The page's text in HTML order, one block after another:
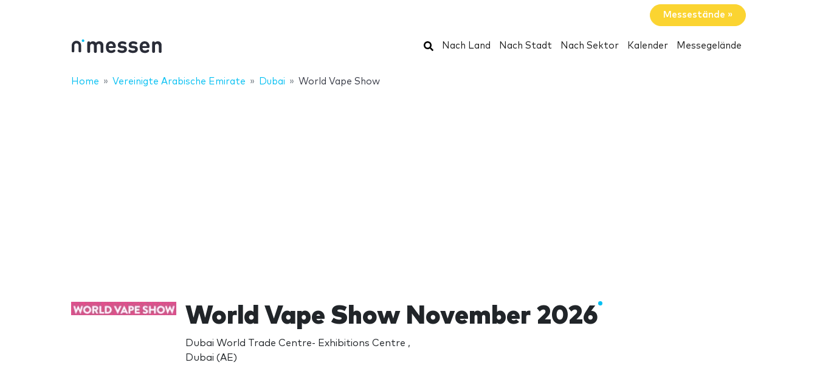
Messestände »
Suchen
Nach Land Nach Stadt Nach Sektor Kalender Messegelände
Home Vereinigte Arabische Emirate Dubai World Vape Show
World Vape Show November 2026
Dubai World Trade Centre- Exhibitions Centre ,
Dubai (AE)